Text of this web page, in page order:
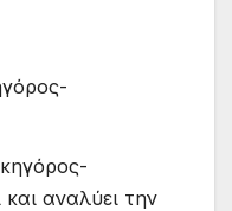
αναλύει την